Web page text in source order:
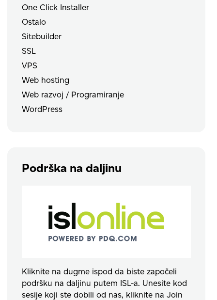
One Click Installer
Ostalo
Sitebuilder
SSL
VPS
Web hosting
Web razvoj / Programiranje
WordPress
Podrška na daljinu
Kliknite na dugme ispod da biste započeli
podršku na daljinu putem ISL-a. Unesite kod
sesije koji ste dobili od nas, kliknite na Join